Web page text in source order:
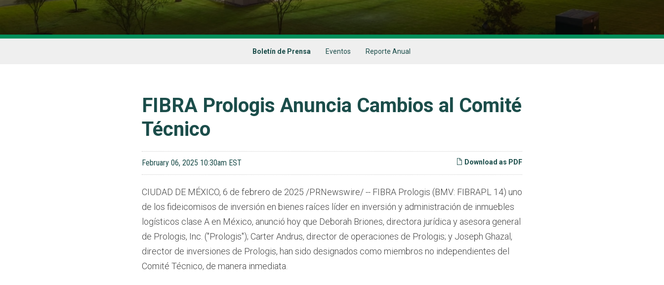
Boletín de Prensa Eventos Reporte Anual
FIBRA Prologis Anuncia Cambios al Comité
Técnico
Download as PDF
February 06, 2025 10:30am EST
CIUDAD DE MÉXICO, 6 de febrero de 2025 /PRNewswire/ -- FIBRA Prologis (BMV: FIBRAPL 14) uno
de los fideicomisos de inversión en bienes raíces líder en inversión y administración de inmuebles
logísticos clase A en México, anunció hoy que Deborah Briones, directora jurídica y asesora general
de Prologis, Inc. ("Prologis"); Carter Andrus, director de operaciones de Prologis; y Joseph Ghazal,
director de inversiones de Prologis, han sido designados como miembros no independientes del
Comité Técnico, de manera inmediata.